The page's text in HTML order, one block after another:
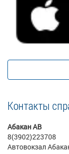
Контакты
Абакан АВ
8(3902)223708
Автовокзал